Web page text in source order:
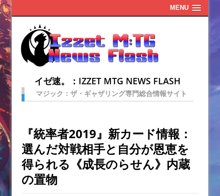
MENU
イゼ速。：IZZET MTG NEWS FLASH
マジック：ザ・ギャザリング専門総合情報サイト
『統率者2019』新カード情報：
選んだ対戦相手と自分が恩恵を
得られる《成長のらせん》内蔵
の置物